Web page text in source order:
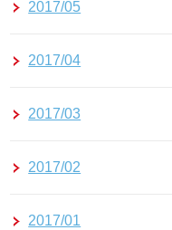
2017/05
2017/04
2017/03
2017/02
2017/01